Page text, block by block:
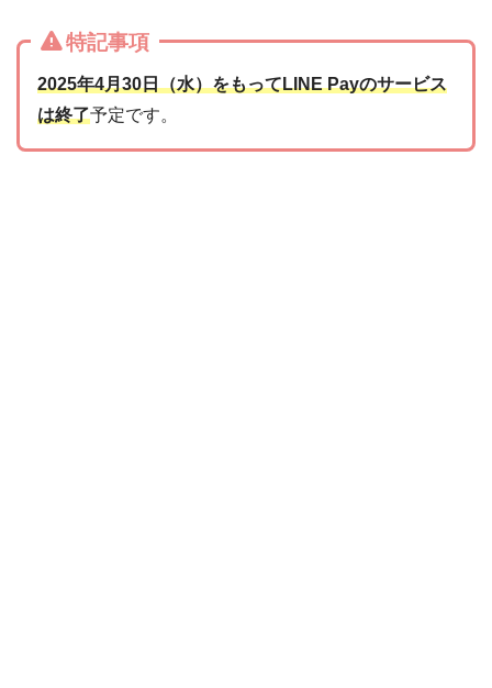
特記事項
2025年4月30日（水）をもってLINE Payのサービス
は終了予定です。